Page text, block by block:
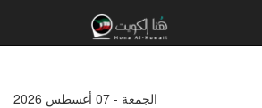
الجمعة - 07 أغسطس 2026